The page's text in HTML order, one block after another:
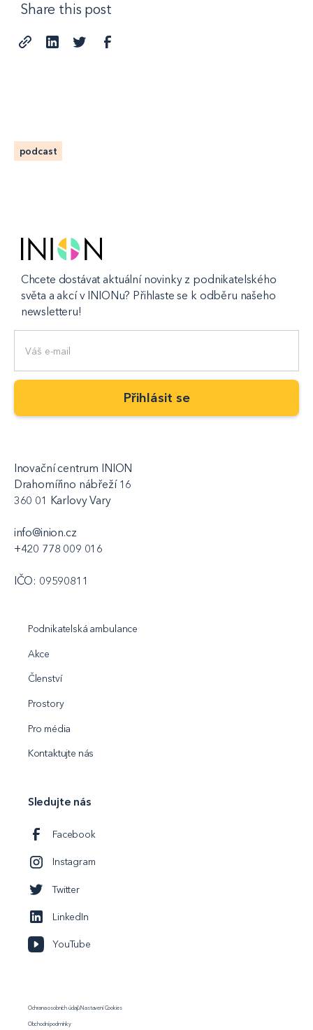
Share this post
podcast
Chcete dostávat aktuální novinky z podnikatelského
světa a akcí v INIONu? Přihlaste se k odběru našeho
newsletteru!
Inovační centrum INION
Drahomířino nábřeží 16
360 01 Karlovy Vary
info@inion.cz
+420 778 009 016
IČO: 09590811
Podnikatelská ambulance
Akce
Členství
Prostory
Pro média
Kontaktujte nás
Sledujte nás
Facebook
Instagram
Twitter
LinkedIn
YouTube
Ochrana osobních údajů
Obchodní podmínky
Nastavení Cookies